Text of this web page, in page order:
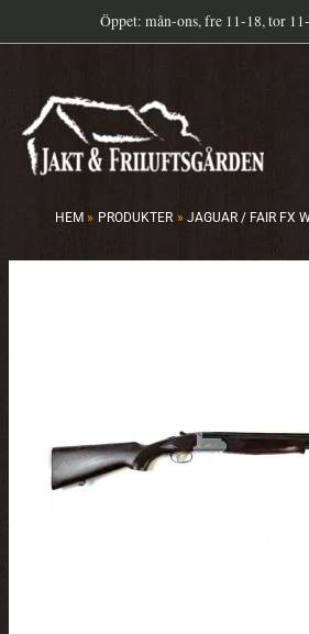
till
Öppet: mån-ons, fre 11-18, tor
HEM PRODUKTER JAGUAR / FAIR FX